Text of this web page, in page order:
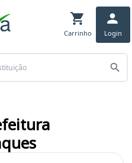
Carrinho Login